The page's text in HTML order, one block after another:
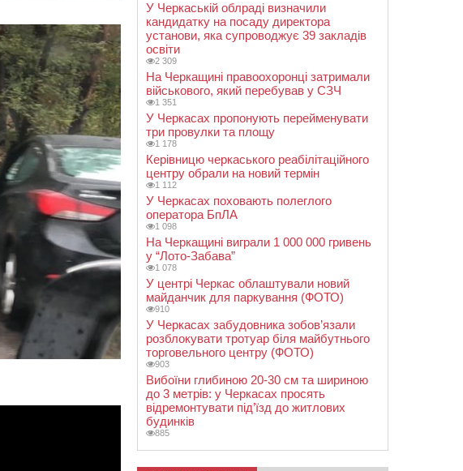
У Черкаській облраді визначили
кандидатку на посаду директора
установи, яка супроводжує 39 закладів
освіти
2 309
На Черкащині правоохоронці затримали
військового, який перебував у СЗЧ
1 351
У Черкасах пропонують перейменувати
три провулки та площу
1 178
Керівницю черкаського реабілітаційного
центру обрали на новий термін
1 112
У Черкасах поховають полеглого
оператора БпЛА
1 098
На Черкащині виграли 1 000 000 гривень
у “Лото-Забава”
1 078
У центрі Черкас облаштували новий
майданчик для паркування (ФОТО)
910
У Черкасах забудовника зобов’язали
розблокувати тротуар біля майбутнього
торговельного центру (ФОТО)
903
Вибоїни глибиною 20-30 см та шириною
до 3 метрів: у Черкасах просять
відремонтувати під’їзд до житлових
будинків
885